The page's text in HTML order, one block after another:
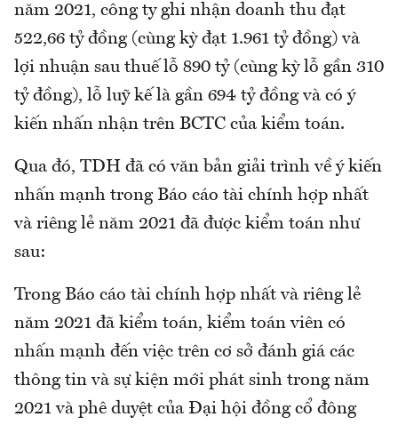
năm 2021, công ty ghi nhận doanh thu đạt
522,66 tỷ đồng (cùng kỳ đạt 1.961 tỷ đồng) và
lợi nhuận sau thuế lỗ 890 tỷ (cùng kỳ lỗ gần 310
tỷ đồng), lỗ luỹ kế là gần 694 tỷ đồng và có ý
kiến nhấn nhận trên BCTC của kiểm toán.
Qua đó, TDH đã có văn bản giải trình về ý kiến
nhấn mạnh trong Báo cáo tài chính hợp nhất
và riêng lẻ năm 2021 đã được kiểm toán như
sau:
Trong Báo cáo tài chính hợp nhất và riêng lẻ
năm 2021 đã kiểm toán, kiểm toán viên có
nhấn mạnh đến việc trên cơ sở đánh giá các
thông tin và sự kiện mới phát sinh trong năm
2021 và phê duyệt của Đại hội đồng cổ đông